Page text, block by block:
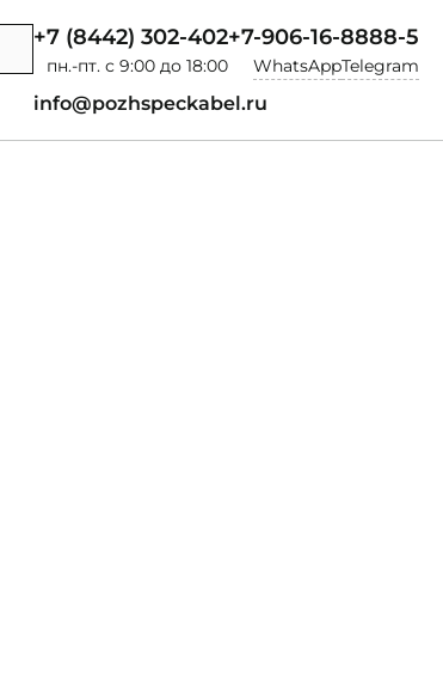
+7 (8442) 302-402
пн.-пт. с 9:00 до 18:00
+7-906-16-8888-5
WhatsAppTelegram
info@pozhspeckabel.ru